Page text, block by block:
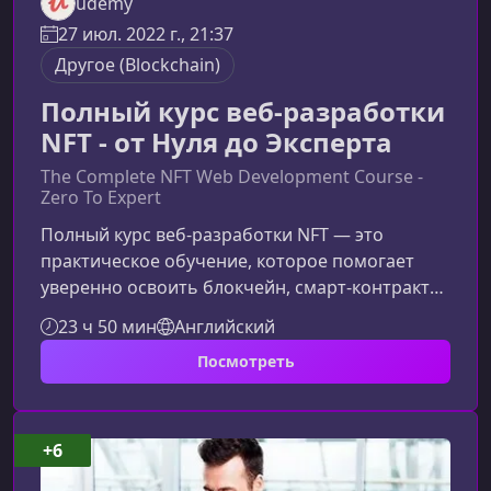
27 июл. 2022 г., 21:37
Другоe (Blockchain)
Полный курс веб-разработки
NFT - от Нуля до Эксперта
The Complete NFT Web Development Course -
Zero To Expert
Полный курс веб-разработки NFT — это
практическое обучение, которое помогает
уверенно освоить блокчейн, смарт‑контракты
и современные веб‑технологии. Курс идеально
подходит тем, кто хочет начать карьеру в
сфере NFT, создать собственную торговую
площадку или укрепить портфолио проекта́ми
уровня индустрии.Почему стоит выбрать этот
курсСовременный рынок стремительно
развивается, и умение работать с NFT и
23 ч 50 мин Английский
Посмотреть
+6